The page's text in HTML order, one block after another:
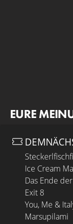
EURE
Ice Cream
Das Ende
Exit 8
You, Me &
Marsupilami